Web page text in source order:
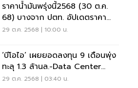
ราคาน้ำมันพรุ่งนี้2568 (30 ต.ค.
68) บางจาก ปตท. อัปเดตราคา
ล่าสุด
29 ต.ค. 2568 | 10:00 น.
‘บีโอไอ’ เผยยอดลงทุน 9 เดือนพุ่ง
ทะลุ 1.3 ล้านล.-Data Center
สูงสุด
29 ต.ค. 2568 | 03:40 น.